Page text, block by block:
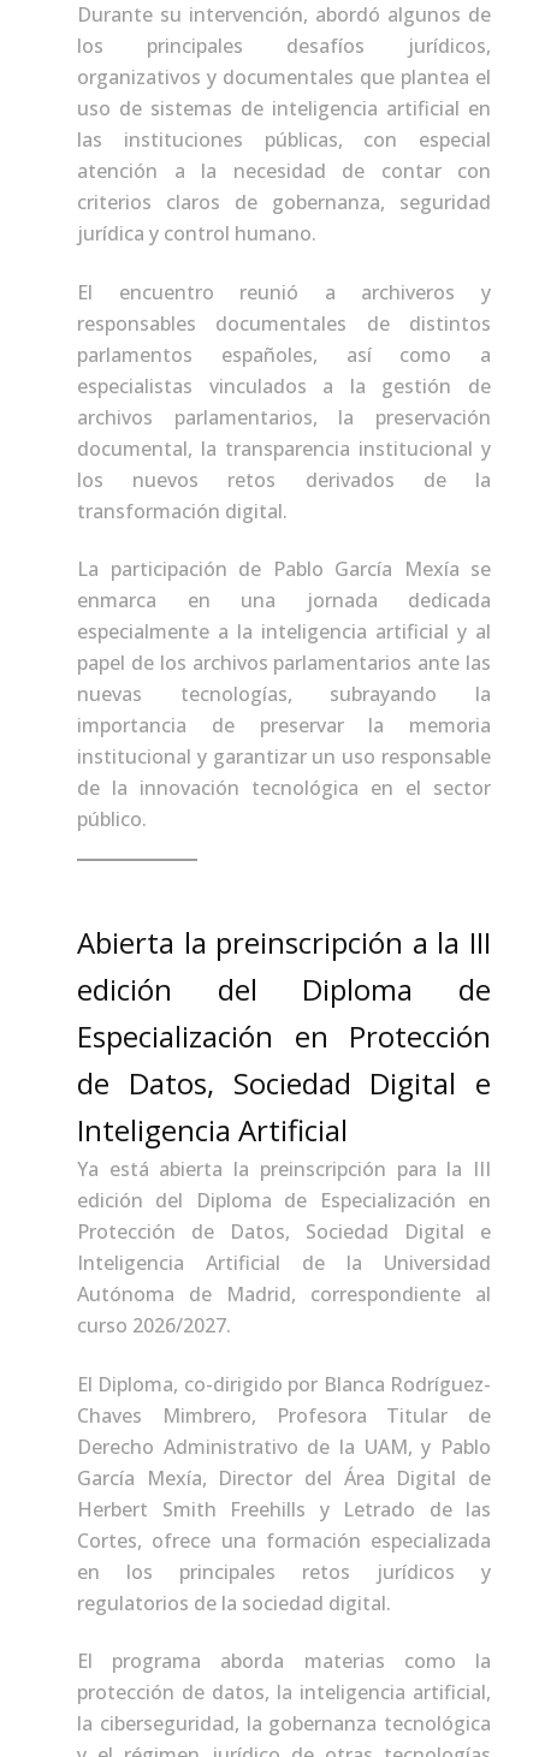
Durante su intervención, abordó algunos de
los principales desafíos jurídicos,
organizativos y documentales que plantea el
uso de sistemas de inteligencia artificial en
las instituciones públicas, con especial
atención a la necesidad de contar con
criterios claros de gobernanza, seguridad
jurídica y control humano.
El encuentro reunió a archiveros y
responsables documentales de distintos
parlamentos españoles, así como a
especialistas vinculados a la gestión de
archivos parlamentarios, la preservación
documental, la transparencia institucional y
los nuevos retos derivados de la
transformación digital.
La participación de Pablo García Mexía se
enmarca en una jornada dedicada
especialmente a la inteligencia artificial y al
papel de los archivos parlamentarios ante las
nuevas tecnologías, subrayando la
importancia de preservar la memoria
institucional y garantizar un uso responsable
de la innovación tecnológica en el sector
público.
Abierta la preinscripción a la III
edición del Diploma de
Especialización en Protección
de Datos, Sociedad Digital e
Inteligencia Artificial
Ya está abierta la preinscripción para la III
edición del Diploma de Especialización en
Protección de Datos, Sociedad Digital e
Inteligencia Artificial de la Universidad
Autónoma de Madrid, correspondiente al
curso 2026/2027.
El Diploma, co-dirigido por Blanca Rodríguez-
Chaves Mimbrero, Profesora Titular de
Derecho Administrativo de la UAM, y Pablo
García Mexía, Director del Área Digital de
Herbert Smith Freehills y Letrado de las
Cortes, ofrece una formación especializada
en los principales retos jurídicos y
regulatorios de la sociedad digital.
El programa aborda materias como la
protección de datos, la inteligencia artificial,
la ciberseguridad, la gobernanza tecnológica